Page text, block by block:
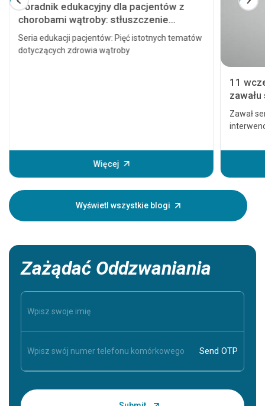
Poradnik edukacyjny dla pacjentów z
chorobami wątroby: stłuszczenie
wątroby, zapalenie wątroby, marskość
wątroby, przeszczep wątroby i rak
wątroby
Seria edukacji pacjentów: Pięć istotnych tematów
dotyczących zdrowia wątroby
Więcej
11
Zawał
nawet
Twoim
dlatego
Wyświetl wszystkie blogi
Zażądać Oddzwaniania